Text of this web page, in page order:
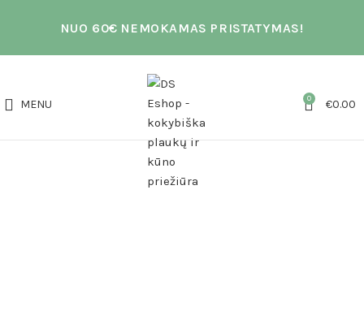
NUO 60€ NEMOKAMAS PRISTATYMAS!
MENU 0 €0.00